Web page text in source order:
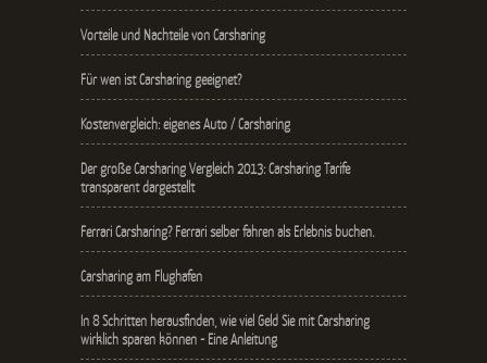
Vorteile und Nachteile von Carsharing
Für wen ist Carsharing geeignet?
Kostenvergleich: eigenes Auto / Carsharing
Der große Carsharing Vergleich 2013: Carsharing Tarife
transparent dargestellt
Ferrari Carsharing? Ferrari selber fahren als Erlebnis buchen.
Carsharing am Flughafen
In 8 Schritten herausfinden, wie viel Geld Sie mit Carsharing
wirklich sparen können - Eine Anleitung